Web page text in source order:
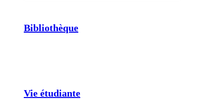
Bibliothèque
Vie étudiante